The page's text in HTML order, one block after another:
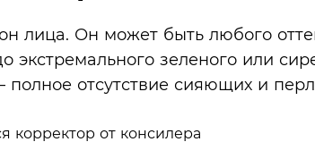
лица. Он может быть любого
экстремального зеленого или
полное отсутствие сияющих и